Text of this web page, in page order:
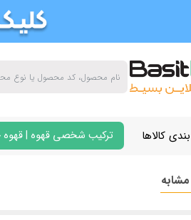
کالاها ترکیب شخصی قهوه | قهوه